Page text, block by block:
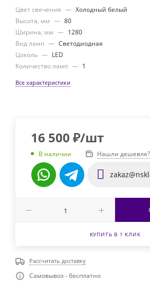
Цвет свечения — Холодный белый
Высота, мм — 80
Ширина, мм — 1280
Вид ламп — Светодиодная
Цоколь — LED
Количество ламп — 1
Все характеристики
16 500 ₽/шт
В наличии Нашли дешевле?
КУПИТЬ В 1 КЛИК
Рассчитать доставку
Самовывоз - бесплатно